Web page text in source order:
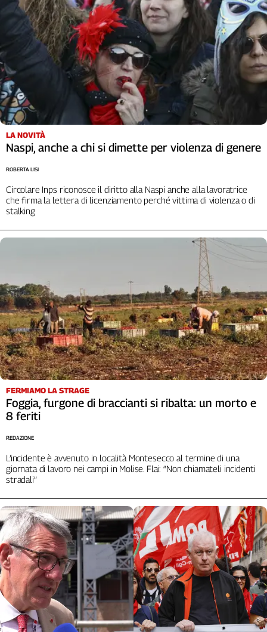
LA NOVITÀ
Naspi, anche a chi si dimette per violenza di genere
Circolare Inps riconosce il diritto alla Naspi anche alla lavoratrice
che firma la lettera di licenziamento perché vittima di violenza o di
stalking
ROBERTA LISI
FERMIAMO LA STRAGE
Foggia, furgone di braccianti si ribalta: un morto e
8 feriti
L’incidente è avvenuto in località Montesecco al termine di una
giornata di lavoro nei campi in Molise. Flai: “Non chiamateli incidenti
stradali”
REDAZIONE